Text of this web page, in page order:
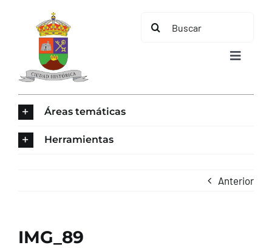
contenido
Buscar:
Toggle
Áreas temáticas
Herramientas
Anterior
IMG_89